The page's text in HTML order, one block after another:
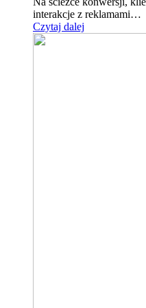
interakcje z reklamami…
Czytaj dalej